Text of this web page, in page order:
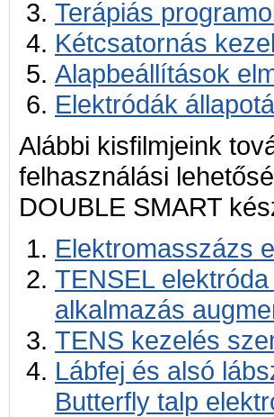
Terápiás
Kétcsatornás
Alapbeállítások
Elektródák
Alábbi kisfilmjeink
felhasználási
DOUBLE SMART
Elektromasszázs
TENSEL
alkalmazás
TENS kezelés
Lábfej és alsó
Butterfly talp